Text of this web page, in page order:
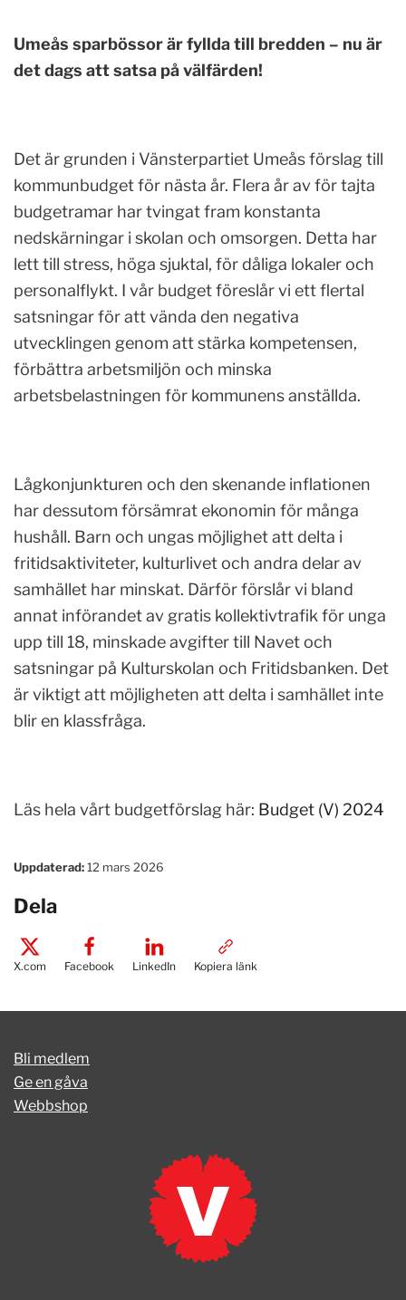
Umeås sparbössor är fyllda till bredden – nu är
det dags att satsa på välfärden!
Det är grunden i Vänsterpartiet Umeås förslag till
kommunbudget för nästa år. Flera år av för tajta
budgetramar har tvingat fram konstanta
nedskärningar i skolan och omsorgen. Detta har
lett till stress, höga sjuktal, för dåliga lokaler och
personalflykt. I vår budget föreslår vi ett flertal
satsningar för att vända den negativa
utvecklingen genom att stärka kompetensen,
förbättra arbetsmiljön och minska
arbetsbelastningen för kommunens anställda.
Lågkonjunkturen och den skenande inflationen
har dessutom försämrat ekonomin för många
hushåll. Barn och ungas möjlighet att delta i
fritidsaktiviteter, kulturlivet och andra delar av
samhället har minskat. Därför förslår vi bland
annat införandet av gratis kollektivtrafik för unga
upp till 18, minskade avgifter till Navet och
satsningar på Kulturskolan och Fritidsbanken. Det
är viktigt att möjligheten att delta i samhället inte
blir en klassfråga.
Läs hela vårt budgetförslag här: Budget (V) 2024
Uppdaterad:12 mars 2026
Dela
X.com Facebook LinkedIn Kopiera länk
Bli medlem
Ge en gåva
Webbshop